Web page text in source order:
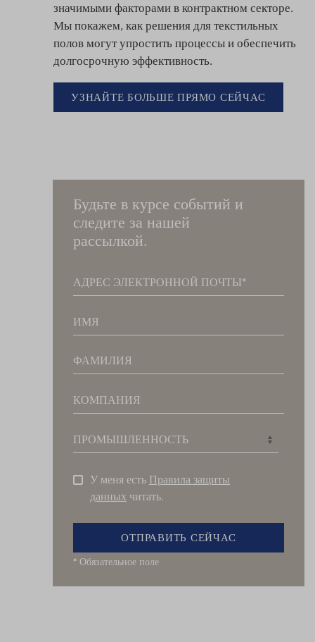
значимыми факторами в контрактном секторе.
Мы покажем, как решения для текстильных
полов могут упростить процессы и обеспечить
долгосрочную эффективность.
УЗНАЙТЕ БОЛЬШЕ ПРЯМО СЕЙЧАС
Будьте в курсе событий и
следите за нашей
рассылкой.
АДРЕС ЭЛЕКТРОННОЙ ПОЧТЫ
ИМЯ
ФАМИЛИЯ
КОМПАНИЯ
ПРОМЫШЛЕННОСТЬ
У меня есть Правила защиты
данных читать.
ОТПРАВИТЬ СЕЙЧАС
*Обязательное поле